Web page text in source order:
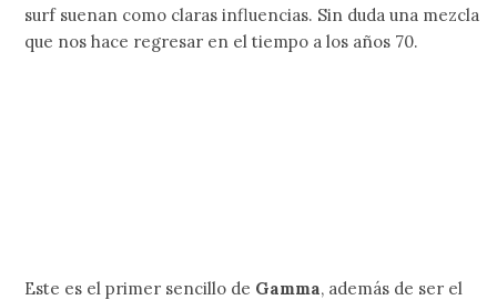
surf suenan como claras influencias. Sin duda una mezcla
que nos hace regresar en el tiempo a los años 70.
Este es el primer sencillo de Gamma, además de ser el